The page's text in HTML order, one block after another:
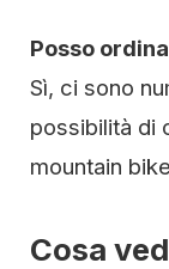
Posso
Sì, ci sono
possibilità di
mountain
Cosa